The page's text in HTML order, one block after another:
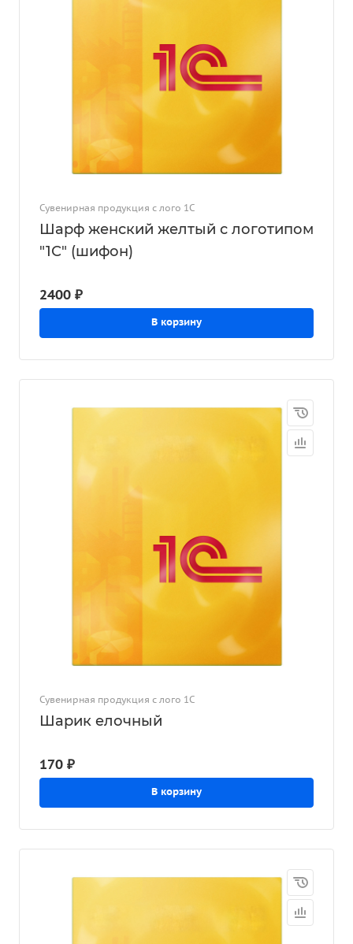
Сувенирная продукция с лого 1С
Шарф женский желтый с логотипом
"1С" (шифон)
2400 ₽
В корзину
Сувенирная продукция с лого 1С
Шарик елочный
170 ₽
В корзину